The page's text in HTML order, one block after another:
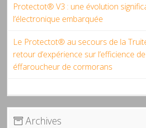
Protectot® V3 : une évolution
l’électronique embarquée
Le Protectot® au secours de la
retour d’expérience sur l’efficience
éffaroucheur de cormorans
Archives